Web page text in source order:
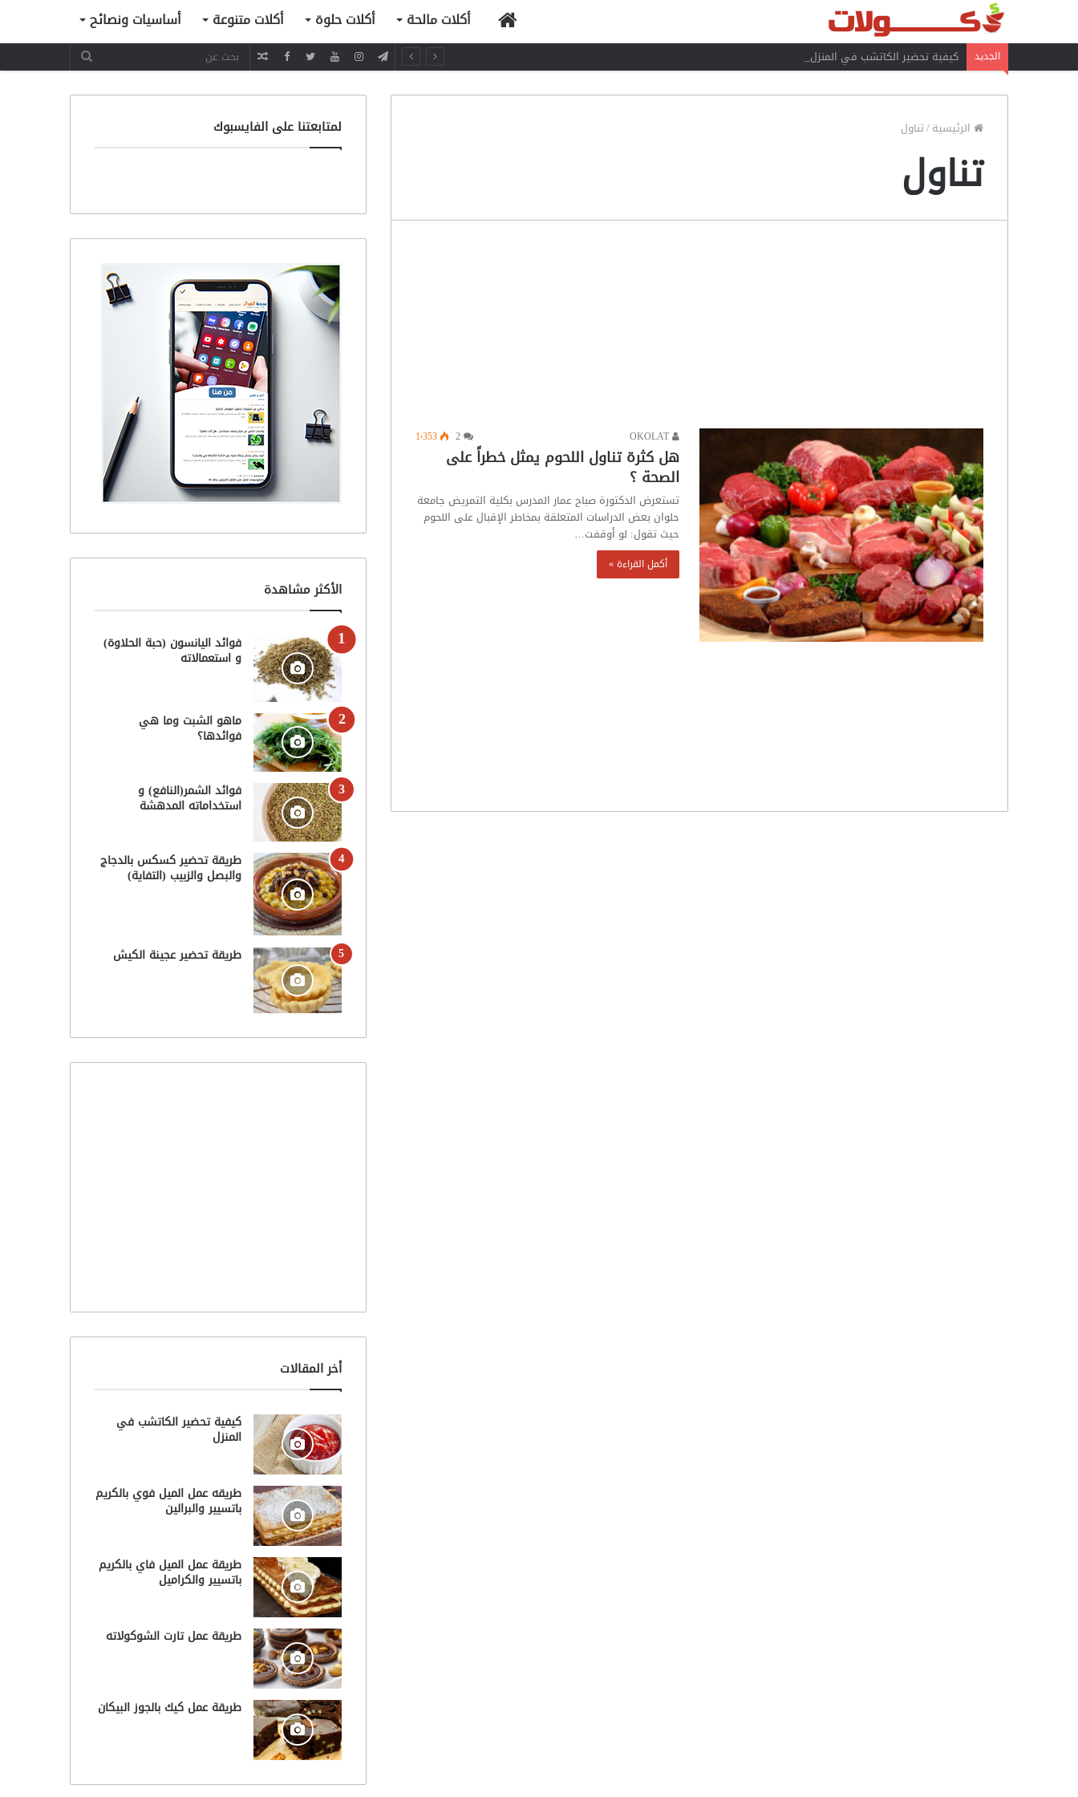
الرئيسيةأكلات مالحة أكلات حلوة أكلات متنوعة أساسيات ونصائح
الجديد كيفية تحضير الكاتشب في المنزل
مقال
الرئيسية/تناول
تناول
1٬353
هل كثرة تناول اللحوم يمثل خطراً على
الصحة ؟
تستعرض الدكتورة صباح عمار المدرس بكلية التمريض جامعة
حلوان بعض الدراسات المتعلقة بمخاطر الإقبال على اللحوم
حيث تقول: لو أوقفت…
أكمل القراءة »
لمتابعتنا على الفايسبوك
الأكثر مشاهدة
فوائد اليانسون (حبة الحلاوة)
و استعمالاته
ماهو الشبت وما هي
فوائدها؟
فوائد الشمر(النافع) و
استخداماته المدهشة
طريقة تحضير كسكس بالدجاج
والبصل والزبيب (التفاية)
طريقة تحضير عجينة الكيش
أخر المقالات
كيفية تحضير الكاتشب في
المنزل
طريقه عمل الميل فوي بالكريم
باتسيير والبرالين
طريقة عمل الميل فاي بالكريم
باتسيير والكراميل
طريقة عمل تارت الشوكولاته
طريقة عمل كيك بالجوز البيكان